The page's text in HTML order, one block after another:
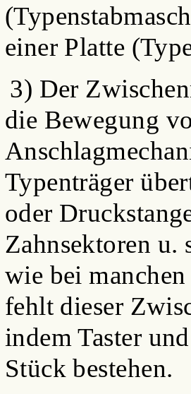
einer Platte
3) Der
die Bewegung
Typenträger
oder
Zahnsektoren u.
wie bei
fehlt dieser
indem Taster
Stück bestehen.